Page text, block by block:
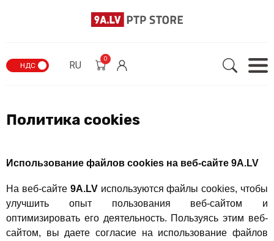
НДС RU
0
Политика cookies
Использование файлов cookies на веб-сайте 9A.LV
На веб-сайте 9A.LVиспользуются файлы cookies, чтобы
улучшить опыт пользования веб-сайтом и
оптимизировать его деятельность. Пользуясь этим веб-
сайтом, вы даете согласие на использование файлов